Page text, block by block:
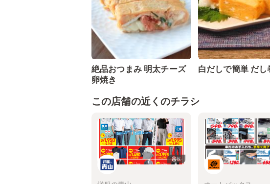
絶品おつまみ 明太チーズ
卵焼き
白だしで簡単 だし
この店舗の近くのチラシ
8枚